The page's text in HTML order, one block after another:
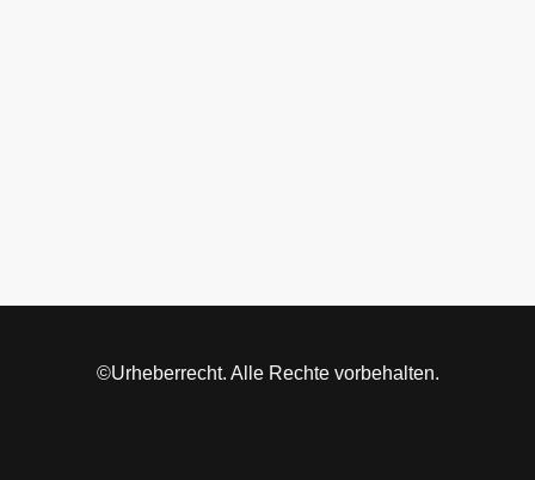
©Urheberrecht. Alle Rechte vorbehalten.